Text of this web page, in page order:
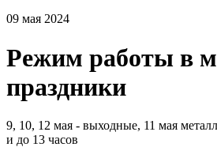
09 мая 2024
Режим работы в
праздники
9, 10, 12 мая - выходные, 11 мая
и до 13 часов